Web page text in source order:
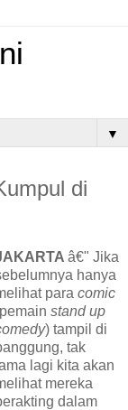
▼
di
â€" Jika
hanya
para comic
stand up
) tampil di
tak
lagi kita akan
mereka
dalam